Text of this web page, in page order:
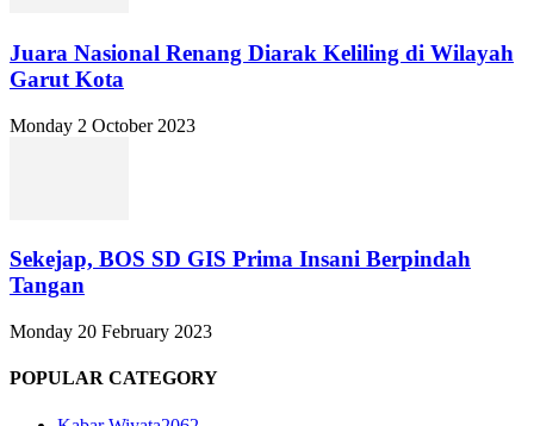
Juara Nasional Renang Diarak Keliling di Wilayah
Garut Kota
Monday 2 October 2023
Sekejap, BOS SD GIS Prima Insani Berpindah
Tangan
Monday 20 February 2023
POPULAR CATEGORY